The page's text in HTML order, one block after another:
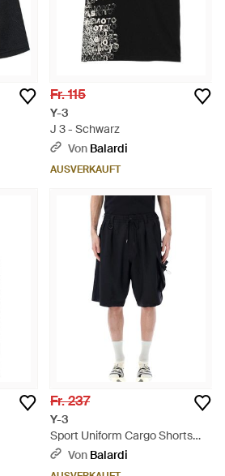
Fr. 115
Y-3
J 3 - Schwarz
Von Balardi
AUSVERKAUFT
Fr. 237
Y-3
Sport Uniform Cargo Shorts
With Elasticated Waistb -
Von Balardi